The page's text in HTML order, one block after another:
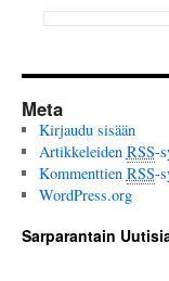
Meta
Kirjaudu sisään
Artikkeleiden RSS-
Kommenttien RSS-
WordPress.org
Sarparantain